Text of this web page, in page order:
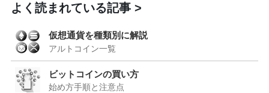
よく読まれている記事
仮想通貨を種類別に解説
アルトコイン一覧
ビットコインの買い方
始め方手順と注意点